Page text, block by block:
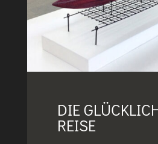
DIE
REISE